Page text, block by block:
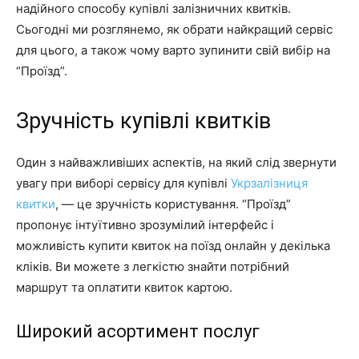
надійного способу купівлі залізничних квитків.
Сьогодні ми розглянемо, як обрати найкращий сервіс
для цього, а також чому варто зупинити свій вибір на
“Проїзд”.
Зручність купівлі квитків
Один з найважливіших аспектів, на який слід звернути
увагу при виборі сервісу для купівлі Укрзалізниця
квитки, — це зручність користування. “Проїзд”
пропонує інтуїтивно зрозумілий інтерфейс і
можливість купити квиток на поїзд онлайн у декілька
кліків. Ви можете з легкістю знайти потрібний
маршрут та оплатити квиток картою.
Широкий асортимент послуг